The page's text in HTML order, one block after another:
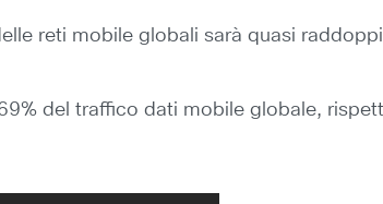
reti mobile globali sarà quasi
del traffico dati mobile globale,